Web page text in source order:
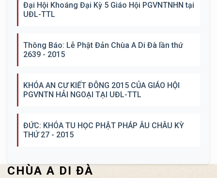
Đại Hội Khoáng Đại Kỳ 5 Giáo Hội PGVNTNHN tại
UĐL-TTL
Thông Báo: Lễ Phật Đản Chùa A Di Đà lần thứ
2639 - 2015
KHÓA AN CƯ KIẾT ĐÔNG 2015 CỦA GIÁO HỘI
PGVNTN HẢI NGOẠI TẠI UĐL-TTL
ĐỨC: KHÓA TU HỌC PHẬT PHÁP ÂU CHÂU KỲ
THỨ 27 - 2015
CHÙA A DI ĐÀ